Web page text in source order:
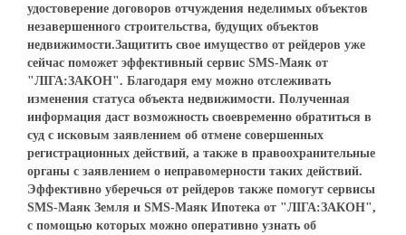
удостоверение договоров отчуждения неделимых объектов
незавершенного строительства, будущих объектов
недвижимости.Защитить свое имущество от рейдеров уже
сейчас поможет эффективный сервис SMS-Маяк от
"ЛІГА:ЗАКОН". Благодаря ему можно отслеживать
изменения статуса объекта недвижимости. Полученная
информация даст возможность своевременно обратиться в
суд с исковым заявлением об отмене совершенных
регистрационных действий, а также в правоохранительные
органы с заявлением о неправомерности таких действий.
Эффективно уберечься от рейдеров также помогут сервисы
SMS-Маяк Земля и SMS-Маяк Ипотека от "ЛІГА:ЗАКОН",
с помощью которых можно оперативно узнать об